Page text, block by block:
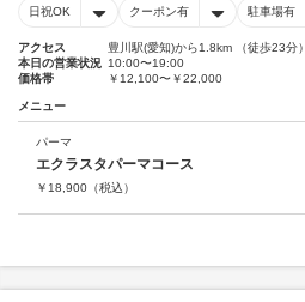
日祝OK クーポン有 駐車場有
アクセス
豊川駅(愛知)から1.8km （徒歩23分）
本日の営業状況 10:00〜19:00
価格帯
￥12,100〜￥22,000
メニュー
パーマ
エクラスタパーマコース
￥ 18,900 （税込）